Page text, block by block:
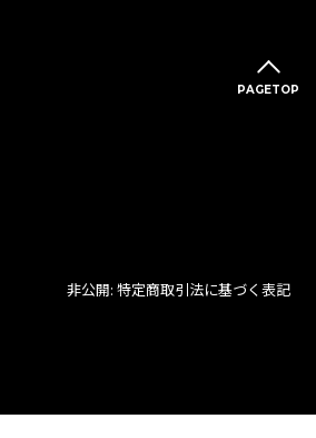
PAGETOP
非公開: 特定商取引法に基づく表記